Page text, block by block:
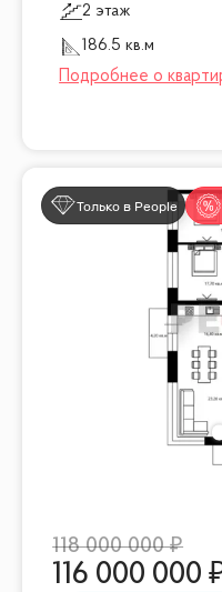
2 этаж
186.5 кв.м
Только в People
118 000 000
116 000 000